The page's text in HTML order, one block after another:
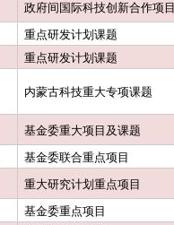
政府间国际科技创新合作项目
重点研发计划课题
重点研发计划课题
内蒙古科技重大专项课题
基金委重大项目及课题
基金委联合重点项目
重大研究计划重点项目
基金委重点项目